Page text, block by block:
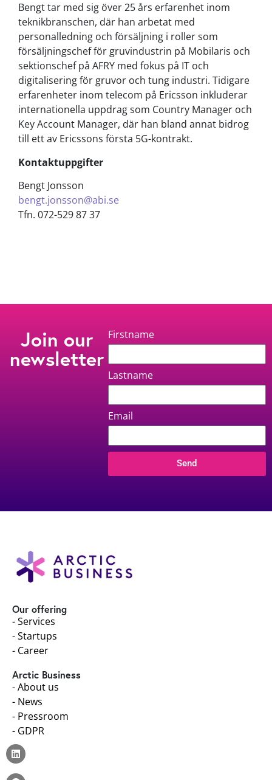
Bengt tar med sig över 25 års erfarenhet inom
teknikbranschen, där han arbetat med
personalledning och försäljning i roller som
försäljningschef för gruvindustrin på Mobilaris och
sektionschef på AFRY med fokus på IT och
digitalisering för gruvor och tung industri. Tidigare
erfarenheter inom telecom på Ericsson inkluderar
internationella uppdrag som Country Manager och
Key Account Manager, där han bland annat bidrog
till ett av Ericssons första 5G-kontrakt.
Kontaktuppgifter
Bengt Jonsson
bengt.jonsson@abi.se
Tfn. 072-529 87 37
Join our
newsletter
Firstname
Lastname
Email
Send
Our offering
- Services
- Startups
- Career
Arctic Business
- About us
- News
- Pressroom
- GDPR